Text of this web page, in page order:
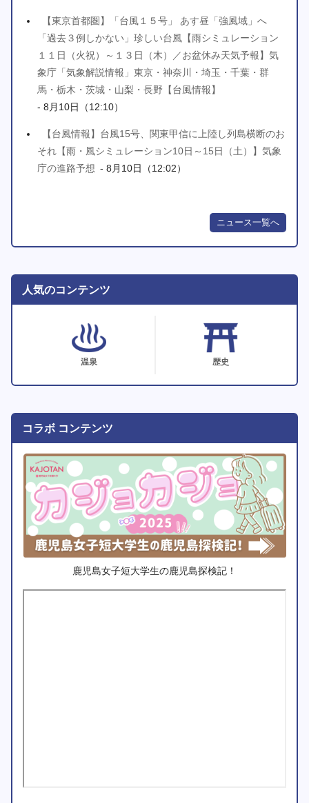
【東京首都圏】「台風１５号」 あす昼「強風域」へ
「過去３例しかない」珍しい台風【雨シミュレーション
１１日（火祝）～１３日（木）／お盆休み天気予報】気
象庁「気象解説情報」東京・神奈川・埼玉・千葉・群
馬・栃木・茨城・山梨・長野【台風情報】
- 8月10日（12:10）
【台風情報】台風15号、関東甲信に上陸し列島横断のお
それ【雨・風シミュレーション10日～15日（土）】気象
庁の進路予想 - 8月10日（12:02）
ニュース一覧へ
人気のコンテンツ
温泉 歴史
コラボ コンテンツ
鹿児島女子短大学生の鹿児島探検記！